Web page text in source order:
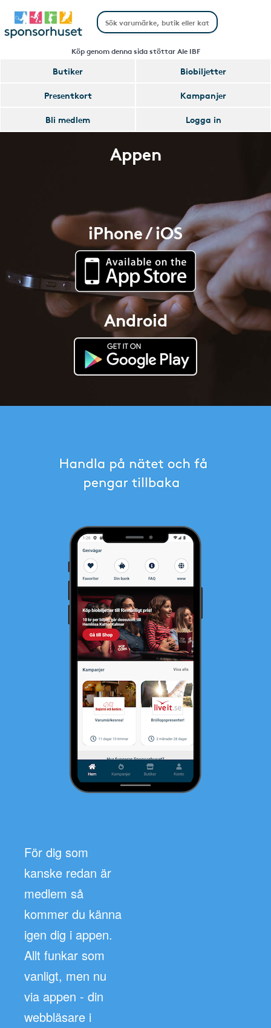
Köp genom denna sida stöttar Ale IBF
Butiker
Biobiljetter
Presentkort
Kampanjer
Bli medlem
Logga in
Appen
iPhone / iOS
Android
För dig som
kanske redan är
medlem så
kommer du känna
igen dig i appen.
Allt funkar som
vanligt, men nu
via appen - din
webbläsare i